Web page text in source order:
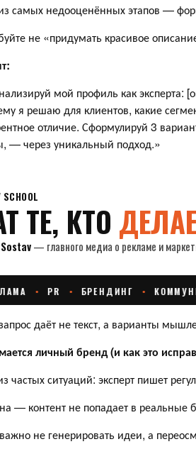
самых недооценённых этапов —
не «придумать красивое
мой профиль как эксперта:
я решаю для клиентов, какие
отличие. Сформулируй 3
— через уникальный подход.»
даёт не текст, а варианты
личный бренд (и как это
частых ситуаций: эксперт пишет
— контент не попадает в реальные
не генерировать идеи, а